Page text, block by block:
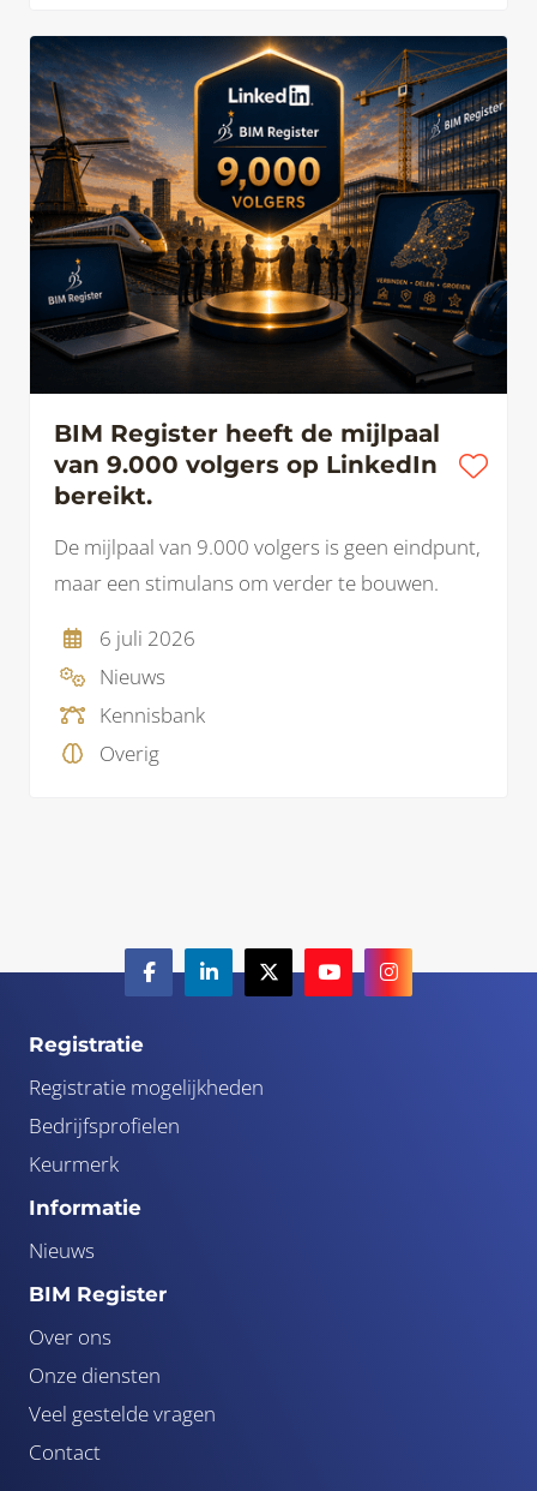
BIM Register heeft de mijlpaal
van 9.000 volgers op LinkedIn
bereikt.
De mijlpaal van 9.000 volgers is geen eindpunt,
maar een stimulans om verder te bouwen.
6 juli 2026
Nieuws
Kennisbank
Overig
Registratie
Registratie mogelijkheden
Bedrijfsprofielen
Keurmerk
Informatie
Nieuws
BIM Register
Over ons
Onze diensten
Veel gestelde vragen
Contact